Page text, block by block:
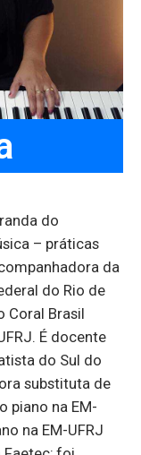
do
– práticas
da
do Rio de
Coral Brasil
É docente
do Sul do
substituta de
piano na EM-
na EM-UFRJ